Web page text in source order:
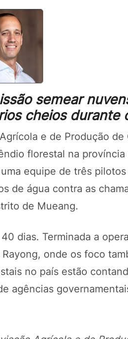
semear
cheios durante
e de Produção de
florestal na
equipe de três
de água contra as
de Mueang.
dias. Terminada a
onde os foco
no país estão
agências